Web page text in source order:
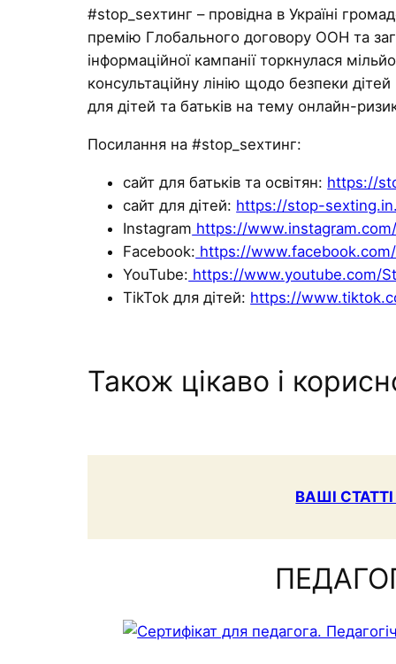
#stop_sexтинг – провідна в Україні
премію Глобального договору ООН та
інформаційної кампанії торкнулася
консультаційну лінію щодо безпеки
для дітей та батьків на тему онлайн-
Посилання на #stop_sexтинг:
сайт для батьків та освітян: https://
сайт для дітей: https://stop-
Instagram https://
Facebook: https://
YouTube: https://www.youtube.com/
TikTok для дітей: https://
Також цікаво і
ВАШІ